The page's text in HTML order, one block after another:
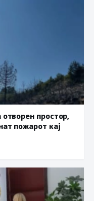
простор,
пожарот кај